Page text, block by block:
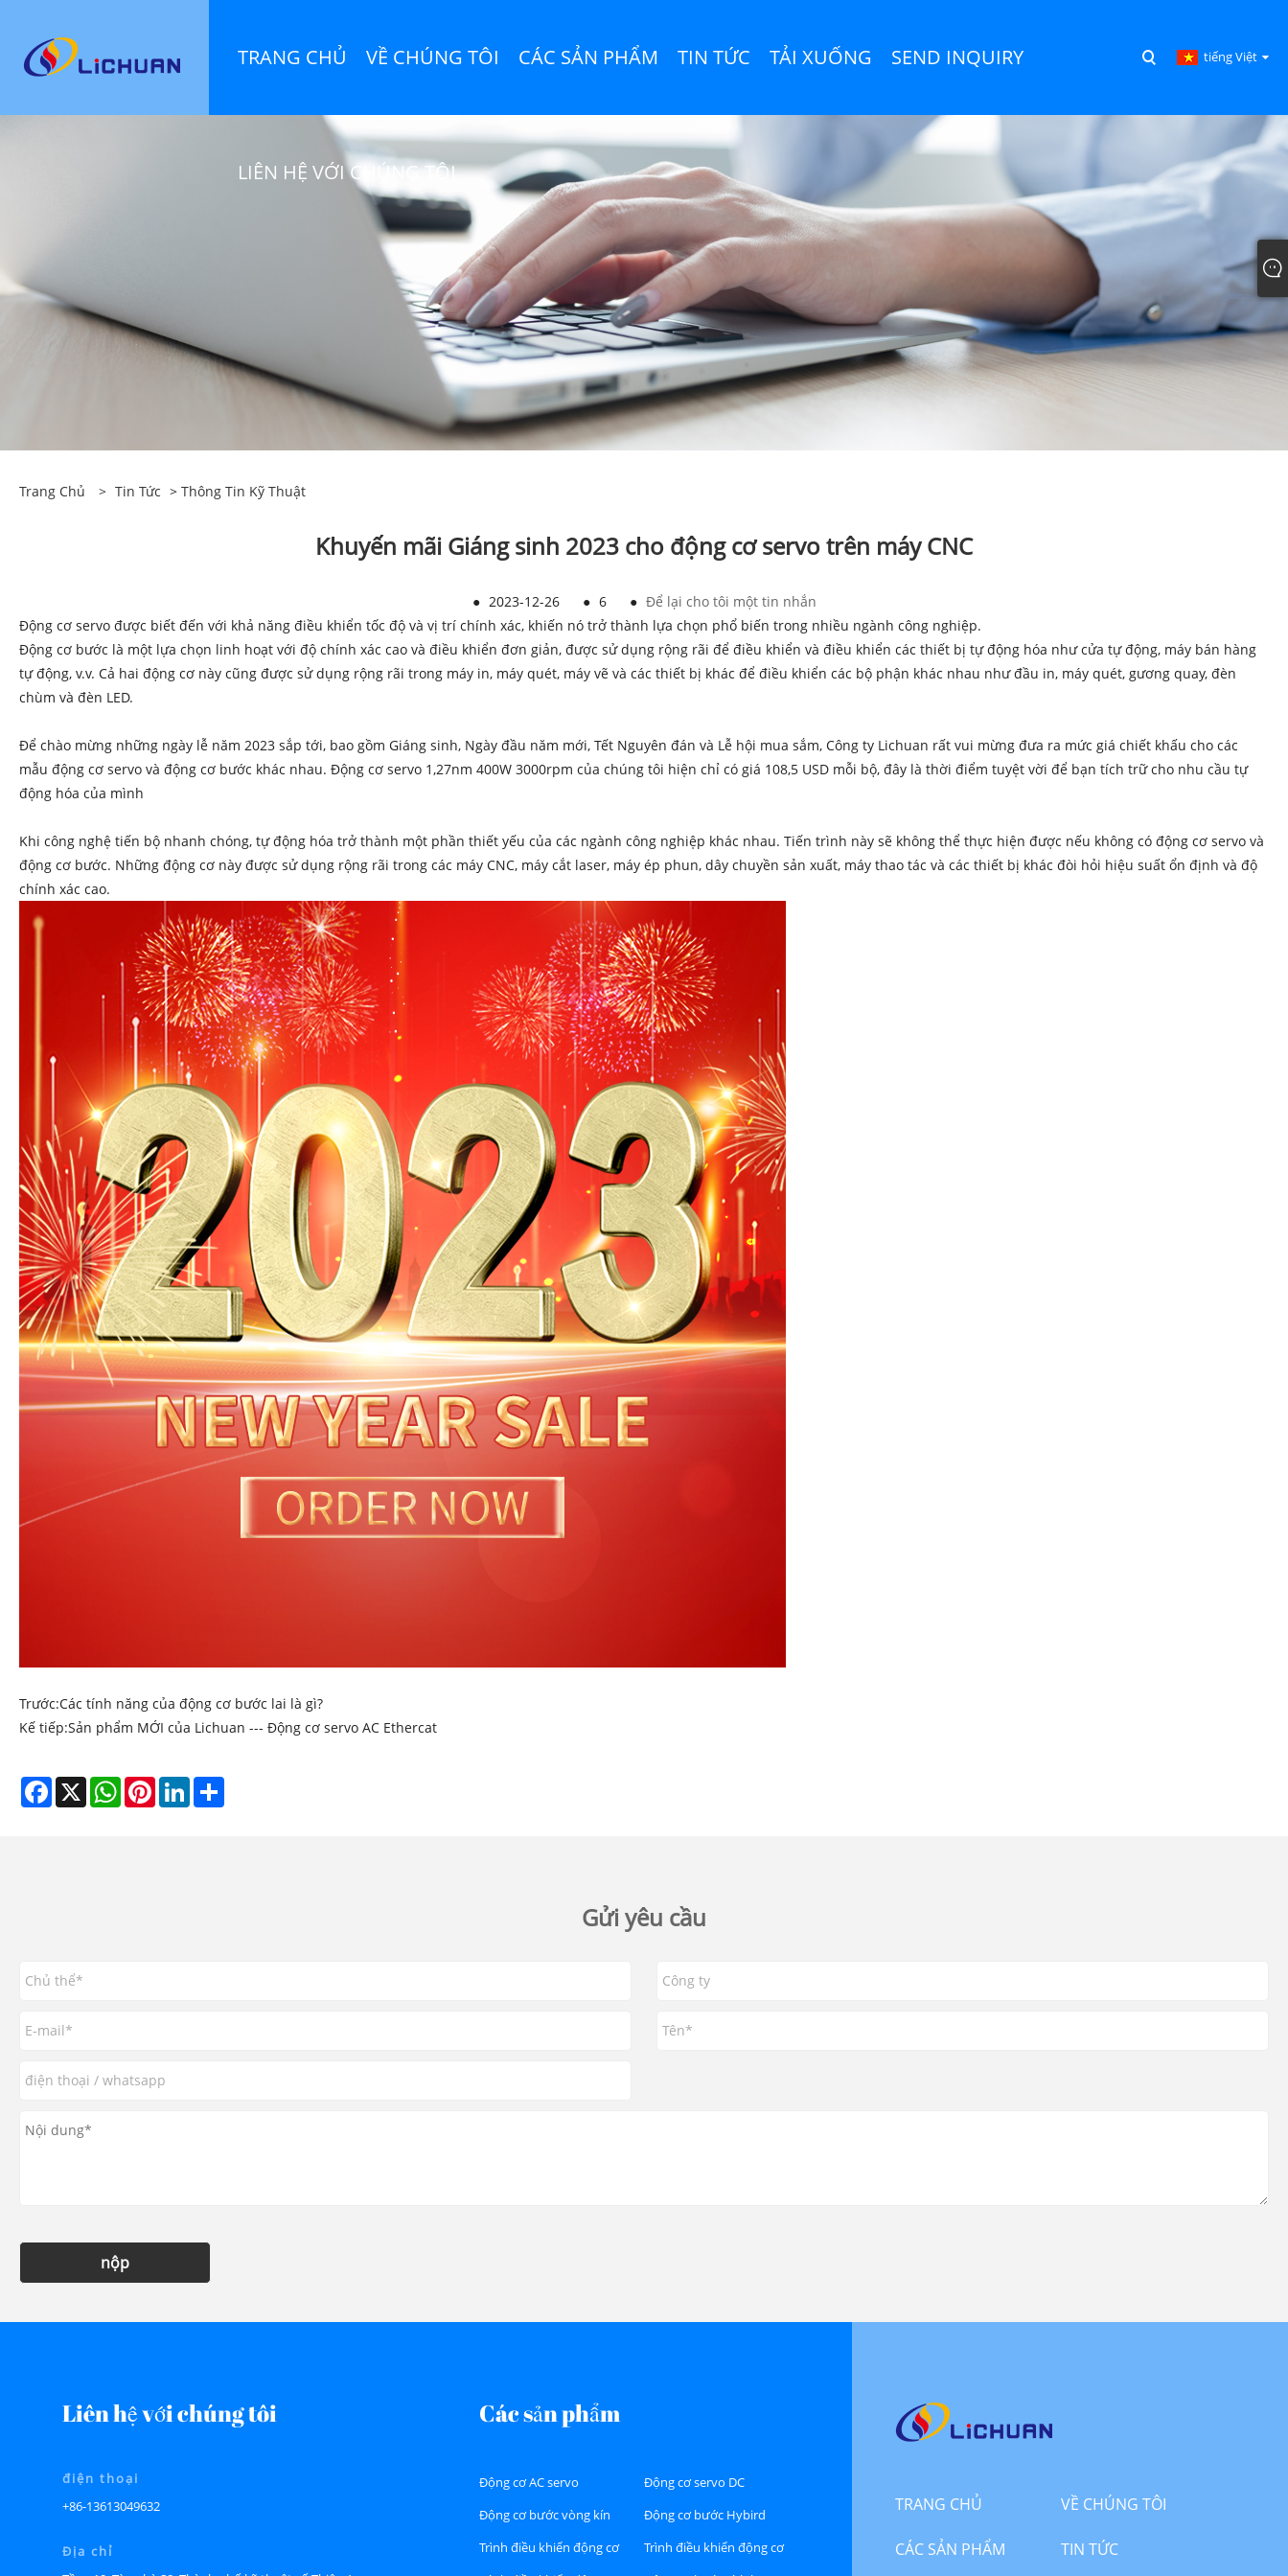
TRANG CHỦ VỀ CHÚNG TÔI CÁC SẢN PHẨM TIN TỨC TẢI XUỐNG SEND INQUIRY
LIÊN HỆ VỚI CHÚNG TÔI
tiếng Việt
Trang Chủ > Tin Tức > Thông Tin Kỹ Thuật
Khuyến mãi Giáng sinh 2023 cho động cơ servo trên máy CNC
● 2023-12-26 ● 6 ● Để lại cho tôi một tin nhắn
Động cơ servo được biết đến với khả năng điều khiển tốc độ và vị trí chính xác, khiến nó trở thành lựa chọn phổ biến trong nhiều ngành công nghiệp.
Động cơ bước là một lựa chọn linh hoạt với độ chính xác cao và điều khiển đơn giản, được sử dụng rộng rãi để điều khiển và điều khiển các thiết bị tự động hóa như cửa tự động, máy bán hàng
tự động, v.v. Cả hai động cơ này cũng được sử dụng rộng rãi trong máy in, máy quét, máy vẽ và các thiết bị khác để điều khiển các bộ phận khác nhau như đầu in, máy quét, gương quay, đèn
chùm và đèn LED.
Để chào mừng những ngày lễ năm 2023 sắp tới, bao gồm Giáng sinh, Ngày đầu năm mới, Tết Nguyên đán và Lễ hội mua sắm, Công ty Lichuan rất vui mừng đưa ra mức giá chiết khấu cho các
mẫu động cơ servo và động cơ bước khác nhau. Động cơ servo 1,27nm 400W 3000rpm của chúng tôi hiện chỉ có giá 108,5 USD mỗi bộ, đây là thời điểm tuyệt vời để bạn tích trữ cho nhu cầu tự
động hóa của mình
Khi công nghệ tiến bộ nhanh chóng, tự động hóa trở thành một phần thiết yếu của các ngành công nghiệp khác nhau. Tiến trình này sẽ không thể thực hiện được nếu không có động cơ servo và
động cơ bước. Những động cơ này được sử dụng rộng rãi trong các máy CNC, máy cắt laser, máy ép phun, dây chuyền sản xuất, máy thao tác và các thiết bị khác đòi hỏi hiệu suất ổn định và độ
chính xác cao.
Trước:Các tính năng của động cơ bước lai là gì?
Kế tiếp:Sản phẩm MỚI của Lichuan --- Động cơ servo AC Ethercat
Facebook
X WhatsAppPinterestLinkedIn
Gửi yêu cầu
nộp
Liên hệ với chúng tôi
điện thoại
+86-13613049632
Địa chỉ
Các sản phẩm
Động cơ AC servo
Động cơ servo DC
Động cơ bước vòng kín
Động cơ bước Hybird
Trình điều khiển động cơ
Trình điều khiển động cơ
TRANG CHỦ VỀ CHÚNG TÔI
CÁC SẢN PHẨM TIN TỨC